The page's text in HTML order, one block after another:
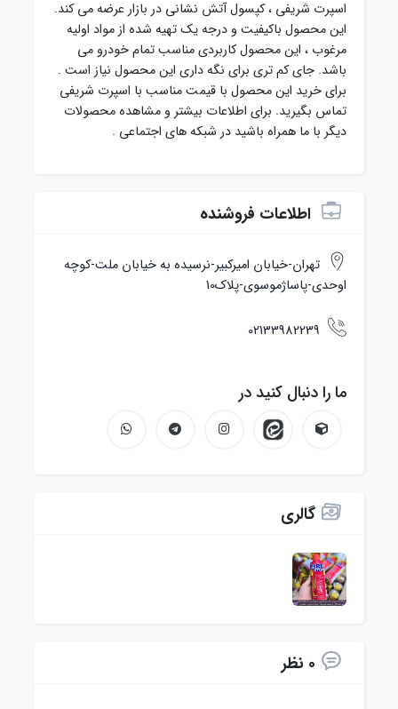
اسپرت شریفی ، کپسول آتش نشانی در بازار عرضه می کند.
این محصول باکیفیت و درجه یک تهیه شده از مواد اولیه
مرغوب ، این محصول کاربردی مناسب تمام خودرو می
باشد. جای کم تری برای نگه داری این محصول نیاز است .
برای خرید این محصول با قیمت مناسب با اسپرت شریفی
تماس بگیرید. برای اطلاعات بیشتر و مشاهده محصولات
دیگر با ما همراه باشید در شبکه های اجتماعی .
اطلاعات فروشنده
تهران-خیابان امیرکبیر-نرسیده به خیابان ملت-کوچه
اوحدی-پاساژموسوی-پلاک10
02133982239
ما را دنبال کنید در
گالری
0 نظر